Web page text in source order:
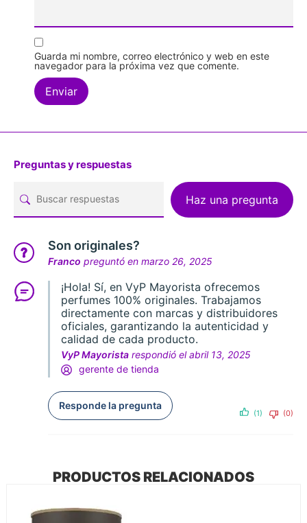
Guarda mi nombre, correo electrónico y web en este
navegador para la próxima vez que comente.
Preguntas y respuestas
Haz una pregunta
Son originales?
Franco preguntó en marzo 26, 2025
¡Hola! Sí, en VyP Mayorista ofrecemos
perfumes 100% originales. Trabajamos
directamente con marcas y distribuidores
oficiales, garantizando la autenticidad y
calidad de cada producto.
VyP Mayorista respondió el abril 13, 2025
gerente de tienda
Responde la pregunta
(1) (0)
PRODUCTOS RELACIONADOS